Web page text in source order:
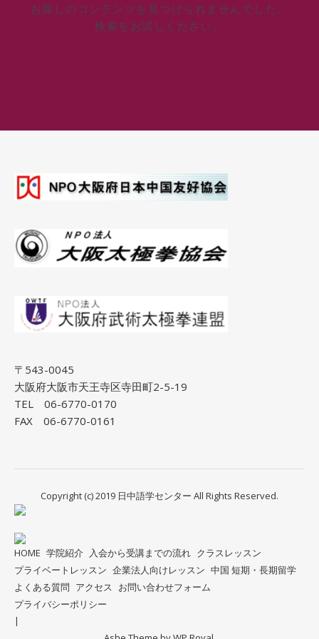
お探しのコンテンツを見つけられませんでした。
検索をお試しください。
〒543-0045
大阪府大阪市天王寺区寺田町2-5-19
TEL 06-6770-0170
FAX 06-6770-0161
Copyright (c) 2019 日中語学センター All Rights Reserved.
HOME 学院紹介 入会から受講までの流れ クラスレッスン
プライベートレッスン 企業法人向けレッスン 中国 短期・長期留学
よくある質問 アクセス お問い合わせフォーム
プライバシーポリシー